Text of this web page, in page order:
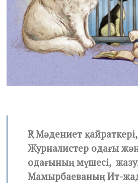
1
ҚР Мәдениет қайраткері,
Журналистер одағы
одағының мүшесі,
Мамырбаеваның Ит-